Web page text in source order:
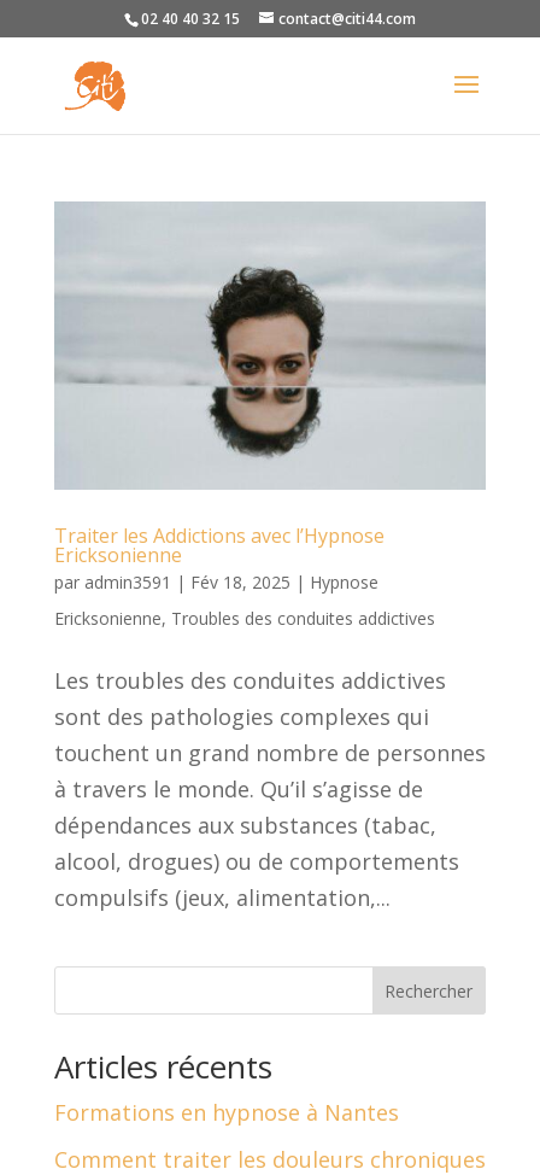
02 40 40 32 15 contact@citi44.com
Traiter les Addictions avec l’Hypnose
Ericksonienne
par admin3591 | Fév 18, 2025 | Hypnose
Ericksonienne, Troubles des conduites addictives
Les troubles des conduites addictives
sont des pathologies complexes qui
touchent un grand nombre de personnes
à travers le monde. Qu’il s’agisse de
dépendances aux substances (tabac,
alcool, drogues) ou de comportements
compulsifs (jeux, alimentation,...
Rechercher
Articles récents
Formations en hypnose à Nantes
Comment traiter les douleurs chroniques